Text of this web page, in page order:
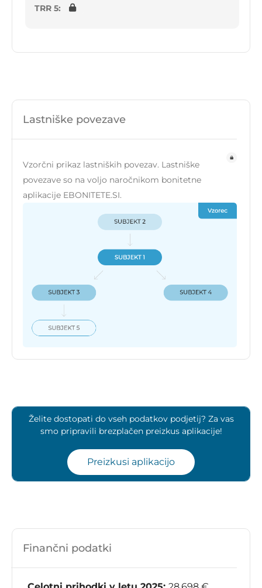
TRR 5:
Lastniške povezave
Vzorčni prikaz lastniških povezav. Lastniške
povezave so na voljo naročnikom bonitetne
aplikacije EBONITETE.SI.
Želite dostopati do vseh podatkov podjetij? Za vas
smo pripravili brezplačen preizkus aplikacije!
Preizkusi aplikacijo
Finančni podatki